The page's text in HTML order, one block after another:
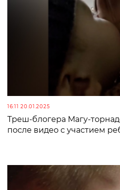
16:11 20.01.2025
Треш-блогера Магу-
после видео с участием